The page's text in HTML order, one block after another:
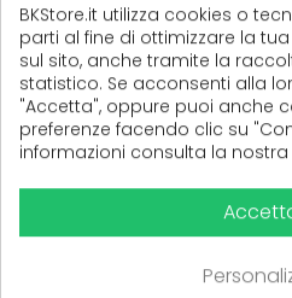
speciale. Certificata per
(0Recensioni)
Ancora nessuna
BKStore.it utilizza cookies o
parti al fine di ottimizzare la
sul sito, anche tramite la
statistico. Se acconsenti alla
"Accetta", oppure puoi anche
preferenze facendo clic su
informazioni consulta la nostra